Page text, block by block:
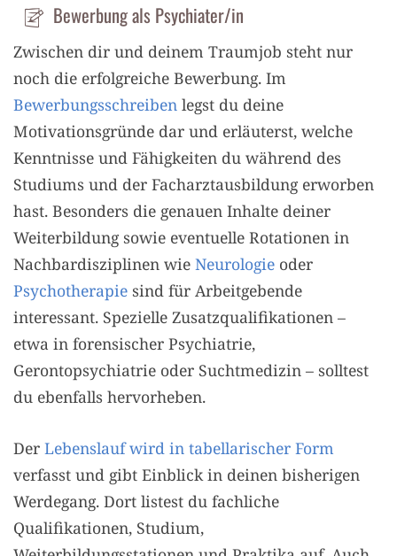
Bewerbung als Psychiater/in
Zwischen dir und deinem Traumjob steht nur
noch die erfolgreiche Bewerbung. Im
Bewerbungsschreiben legst du deine
Motivationsgründe dar und erläuterst, welche
Kenntnisse und Fähigkeiten du während des
Studiums und der Facharztausbildung erworben
hast. Besonders die genauen Inhalte deiner
Weiterbildung sowie eventuelle Rotationen in
Nachbardisziplinen wie Neurologie oder
Psychotherapie sind für Arbeitgebende
interessant. Spezielle Zusatzqualifikationen –
etwa in forensischer Psychiatrie,
Gerontopsychiatrie oder Suchtmedizin – solltest
du ebenfalls hervorheben.
Der Lebenslauf wird in tabellarischer Form
verfasst und gibt Einblick in deinen bisherigen
Werdegang. Dort listest du fachliche
Qualifikationen, Studium,